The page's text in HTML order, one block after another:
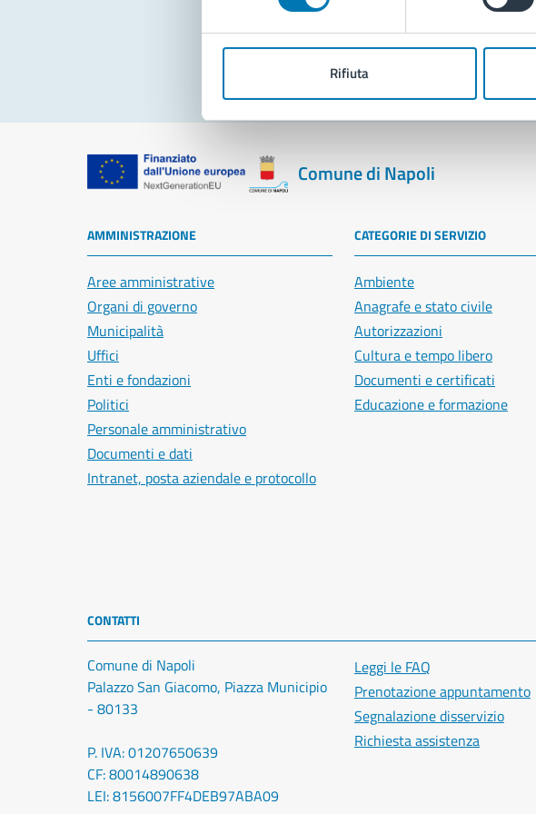
Rifiuta
Segnala disservizio
Comune di Napoli
AMMINISTRAZIONE
Aree amministrative
Organi di governo
Municipalità
Uffici
Enti e fondazioni
Politici
Personale amministrativo
Documenti e dati
Intranet, posta aziendale e protocollo
CATEGORIE DI SERVIZIO
Ambiente
Anagrafe e stato civile
Autorizzazioni
Cultura e tempo libero
Documenti e certificati
Educazione e formazione
CONTATTI
Comune di Napoli
Palazzo San Giacomo, Piazza Municipio
- 80133
P. IVA: 01207650639
CF: 80014890638
LEI: 8156007FF4DEB97ABA09
Leggi le FAQ
Prenotazione appuntamento
Segnalazione disservizio
Richiesta assistenza